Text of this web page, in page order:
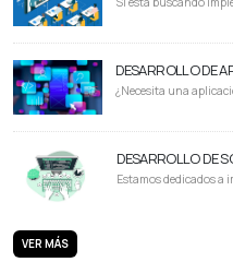
DESARROLLO DE
¿Necesita una
DESARROLLO DE
Estamos dedicados a
VER MÁS